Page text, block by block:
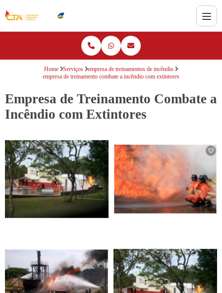
Home Serviços
empresa de treinamentos de incêndio
empresa de treinamento combate a incêndio com extintores
Empresa de Treinamento Combate a
Incêndio com Extintores